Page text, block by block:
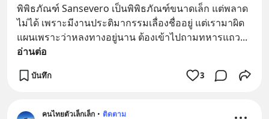
พิพิธภัณฑ์ Sansevero เป็นพิพิธภัณฑ์ขนาดเล็ก แต่พลาด
ไม่ได้ เพราะมีงานประติมากรรมเลื่องชื่ออยู่ แต่เรามาผิด
แผนเพราะว่าหลงทางอยู่นาน ต้องเข้าไปถามทหารแถว
อ่านต่อ
บันทึก 3
คนไทยตัวเล็กเล็ก • ติดตาม